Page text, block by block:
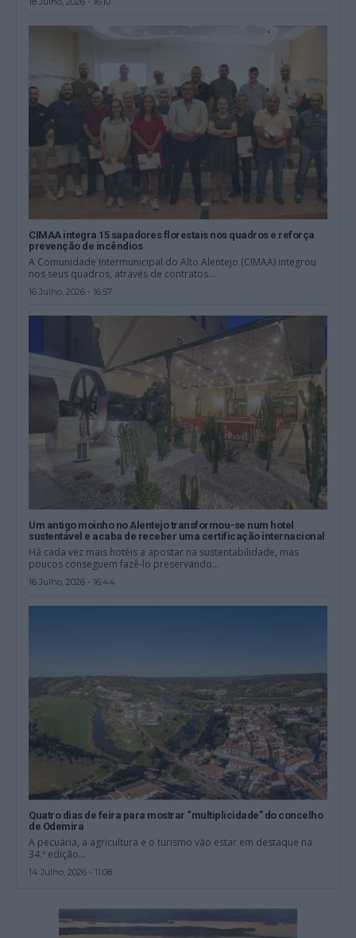
CIMAA integra 15 sapadores florestais nos quadros e reforça
prevenção de incêndios
A Comunidade Intermunicipal do Alto Alentejo (CIMAA) integrou
nos seus quadros, através de contratos...
16 Julho, 2026 - 16:57
Um antigo moinho no Alentejo transformou-se num hotel
sustentável e acaba de receber uma certificação internacional
Há cada vez mais hotéis a apostar na sustentabilidade, mas
poucos conseguem fazê-lo preservando...
16 Julho, 2026 - 16:44
Quatro dias de feira para mostrar “multiplicidade” do concelho
de Odemira
A pecuária, a agricultura e o turismo vão estar em destaque na
34.ª edição...
14 Julho, 2026 - 11:08